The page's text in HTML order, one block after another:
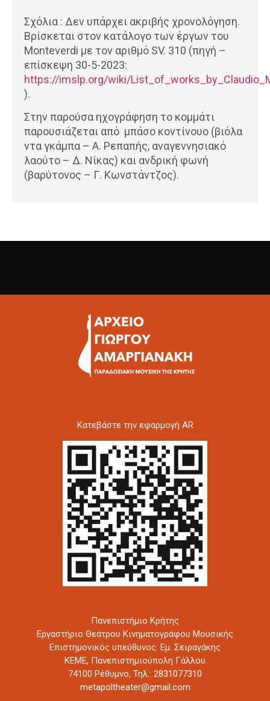
Σχόλια : Δεν υπάρχει ακριβής χρονολόγηση.
Βρίσκεται στον κατάλογο των έργων του
Monteverdi με τον αριθμό SV. 310 (πηγή –
επίσκεψη 30-5-2023:
https://imslp.org/wiki/
).
Στην παρούσα ηχογράφηση το κομμάτι
παρουσιάζεται από μπάσο κοντίνουο (βιόλα
ντα γκάμπα – Α. Ρεπαπής, αναγεννησιακό
λαούτο – Δ. Νίκας) και ανδρική φωνή
(βαρύτονος – Γ. Κωνστάντζος).
Kατεβάστε την εφαρμογή AR
Πανεπιστήμιο Κρήτης
Εργαστήριο Θεάτρου Κινηματογράφου Μουσικής
Επιστημονικός υπεύθυνος: Εμ. Σειραγάκης
ΚΕΜΕ, Πανεπιστημιούπολη Γάλλου
74100 Ρέθυμνο, Τηλ.: 2831077310
metapoltheater@gmail.com